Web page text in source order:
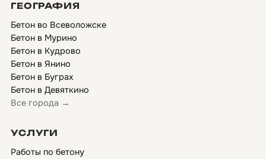
ГЕОГРАФИЯ
Бетон во Всеволожске
Бетон в Мурино
Бетон в Кудрово
Бетон в Янино
Бетон в Буграх
Бетон в Девяткино
Все города →
УСЛУГИ
Работы по бетону